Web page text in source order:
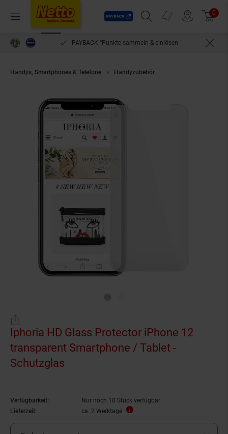
Menü
Payback
Suchfeld einblenden
Prospekte 0
PAYBACK °Punkte sammeln & einlösen
Handys, Smartphones & Telefone Handyzubehör
Iphoria HD Glass Protector iPhone 12
transparent Smartphone / Tablet -
Schutzglas
Verfügbarkeit:
Nur noch 10 Stück verfügbar
Lieferzeit:
ca. 2 Werktage